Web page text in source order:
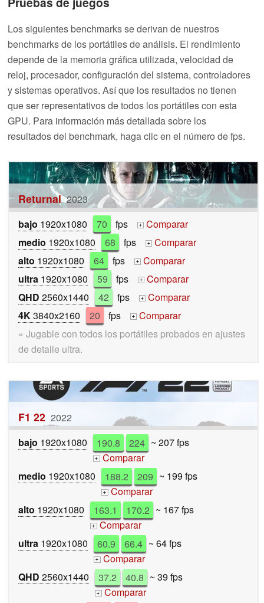
Los siguientes benchmarks se derivan de nuestros
benchmarks de los portátiles de análisis. El rendimiento
depende de la memoria gráfica utilizada, velocidad de
reloj, procesador, configuración del sistema, controladores
y sistemas operativos. Así que los resultados no tienen
que ser representativos de todos los portátiles con esta
GPU. Para información más detallada sobre los
resultados del benchmark, haga clic en el número de fps.
Returnal 2023
bajo 1920x1080 70 fps +
Comparar
medio 1920x1080 68 fps +
Comparar
alto 1920x1080 64 fps +
Comparar
ultra 1920x1080 59 fps +
Comparar
QHD 2560x1440 42 fps +
Comparar
4K3840x2160 20 fps +
Comparar
» Jugable con todos los portátiles probados en ajustes
de detalle ultra.
F1 22 2022
bajo 1920x1080 190.8 224 ~ 207 fps
+ Comparar
medio 1920x1080 188.2 209 ~ 199 fps
+ Comparar
alto 1920x1080 163.1 170.2 ~ 167 fps
+ Comparar
ultra 1920x1080 60.9 66.4 ~ 64 fps
+ Comparar
QHD 2560x1440 37.2 40.8 ~ 39 fps
+ Comparar